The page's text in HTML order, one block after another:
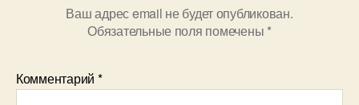
Ваш адрес email не будет опубликован.
Обязательные поля помечены *
Комментарий *